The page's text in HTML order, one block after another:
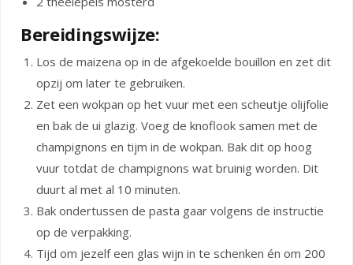
Bereidingswijze:
Los de maizena op in de afgekoelde bouillon en zet dit
opzij om later te gebruiken.
Zet een wokpan op het vuur met een scheutje olijfolie
en bak de ui glazig. Voeg de knoflook samen met de
champignons en tijm in de wokpan. Bak dit op hoog
vuur totdat de champignons wat bruinig worden. Dit
duurt al met al 10 minuten.
Bak ondertussen de pasta gaar volgens de instructie
op de verpakking.
Tijd om jezelf een glas wijn in te schenken én om 200